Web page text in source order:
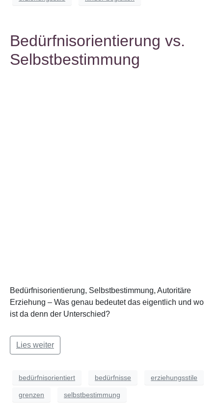
Bedürfnisorientierung vs.
Selbstbestimmung
Bedürfnisorientierung, Selbstbestimmung, Autoritäre
Erziehung – Was genau bedeutet das eigentlich und wo
ist da denn der Unterschied?
Lies weiter
bedürfnisorientiert bedürfnisse erziehungsstile
grenzen selbstbestimmung